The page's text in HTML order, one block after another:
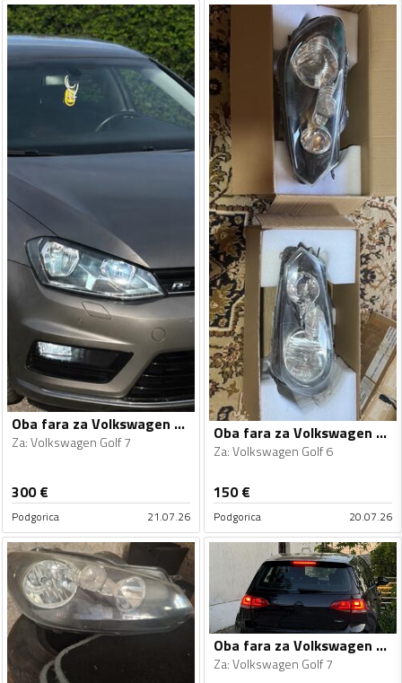
Oba fara za Volkswagen - Golf 7 - 2014
Za:Volkswagen Golf 7
300€
Podgorica 21.07.26
Oba fara za Volkswagen - Golf 6 - 2012
Za:Volkswagen Golf 6
150€
Podgorica 20.07.26
Oba fara za Volkswagen - Golf 7 - 2014
Za:Volkswagen Golf 7